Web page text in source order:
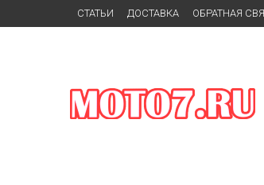
СТАТЬИ ДОСТАВКА ОБРАТНАЯ